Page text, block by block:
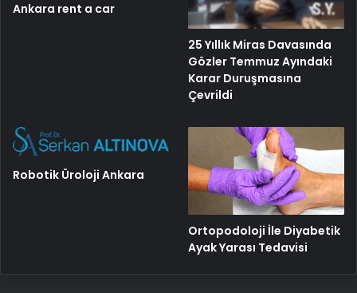
Ankara rent a car
25 Yıllık Miras Davasında
Gözler Temmuz Ayındaki
Karar Duruşmasına
Çevrildi
Robotik Üroloji Ankara
Ortopodoloji İle Diyabetik
Ayak Yarası Tedavisi